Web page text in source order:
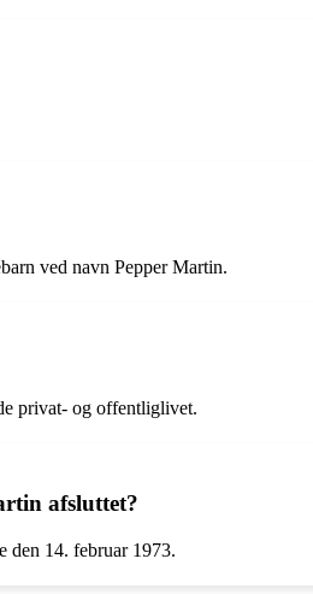
ved navn Pepper Martin.
privat- og offentliglivet.
afsluttet?
den 14. februar 1973.